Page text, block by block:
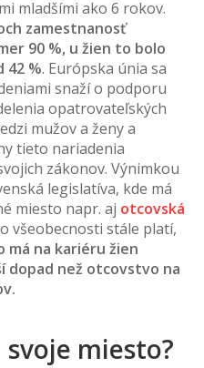
mladšími ako 6 rokov.
zamestnanosť
90 %, u žien to bolo
42 %. Európska únia sa
snaží o podporu
opatrovateľských
mužov a ženy a
tieto nariadenia
zákonov. Výnimkou
legislatíva, kde má
miesto napr. aj otcovská
všeobecnosti stále platí,
má na kariéru žien
dopad než otcovstvo na
svoje miesto?